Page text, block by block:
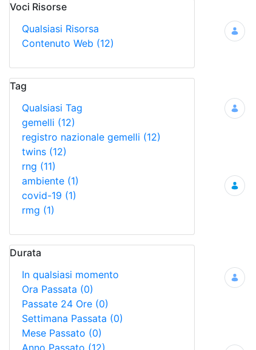
Voci Risorse
Qualsiasi Risorsa
Contenuto Web (12)
Tag
Qualsiasi Tag
gemelli (12)
registro nazionale gemelli (12)
twins (12)
rng (11)
ambiente (1)
covid-19 (1)
rmg (1)
Durata
In qualsiasi momento
Ora Passata (0)
Passate 24 Ore (0)
Settimana Passata (0)
Mese Passato (0)
Anno Passato (12)
Ricerca